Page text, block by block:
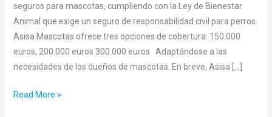
seguros para mascotas, cumpliendo con la Ley de Bienestar
Animal que exige un seguro de responsabilidad civil para perros.
Asisa Mascotas ofrece tres opciones de cobertura: 150.000
euros, 200.000 euros 300.000 euros Adaptándose a las
necesidades de los dueños de mascotas. En breve, Asisa […]
Responsabilidad
Civil
para
Read More »